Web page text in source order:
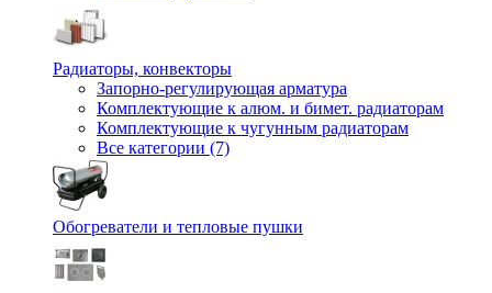
Радиаторы, конвекторы
Запорно-регулирующая арматура
Комплектующие к алюм. и бимет. радиаторам
Комплектующие к чугунным радиаторам
Все категории (7)
Обогреватели и тепловые пушки